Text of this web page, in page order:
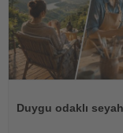
Duygu odaklı